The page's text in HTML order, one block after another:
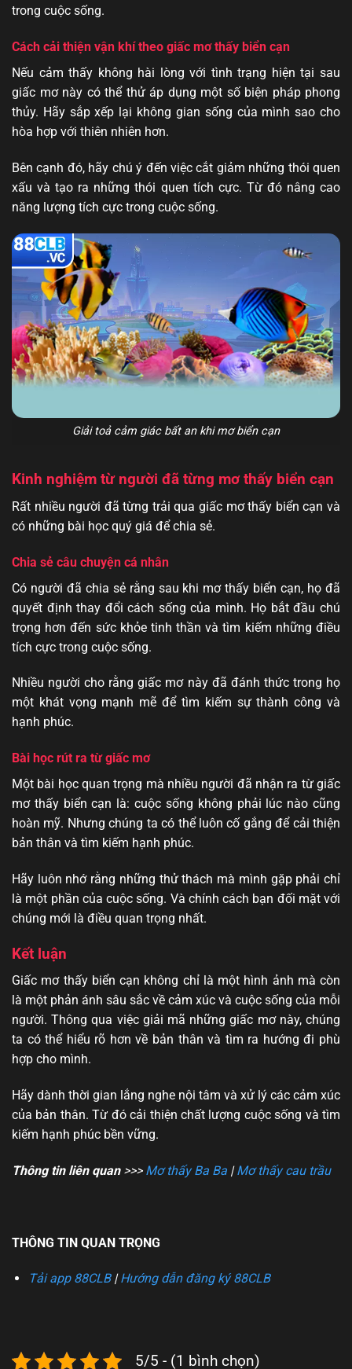
trong cuộc sống.
Cách cải thiện vận khí theo giấc mơ thấy biển cạn
Nếu cảm thấy không hài lòng với tình trạng hiện tại sau
giấc mơ này có thể thử áp dụng một số biện pháp phong
thủy. Hãy sắp xếp lại không gian sống của mình sao cho
hòa hợp với thiên nhiên hơn.
Bên cạnh đó, hãy chú ý đến việc cắt giảm những thói quen
xấu và tạo ra những thói quen tích cực. Từ đó nâng cao
năng lượng tích cực trong cuộc sống.
Giải toả cảm giác bất an khi mơ biển cạn
Kinh nghiệm từ người đã từng mơ thấy biển cạn
Rất nhiều người đã từng trải qua giấc mơ thấy biển cạn và
có những bài học quý giá để chia sẻ.
Chia sẻ câu chuyện cá nhân
Có người đã chia sẻ rằng sau khi mơ thấy biển cạn, họ đã
quyết định thay đổi cách sống của mình. Họ bắt đầu chú
trọng hơn đến sức khỏe tinh thần và tìm kiếm những điều
tích cực trong cuộc sống.
Nhiều người cho rằng giấc mơ này đã đánh thức trong họ
một khát vọng mạnh mẽ để tìm kiếm sự thành công và
hạnh phúc.
Bài học rút ra từ giấc mơ
Một bài học quan trọng mà nhiều người đã nhận ra từ giấc
mơ thấy biển cạn là: cuộc sống không phải lúc nào cũng
hoàn mỹ. Nhưng chúng ta có thể luôn cố gắng để cải thiện
bản thân và tìm kiếm hạnh phúc.
Hãy luôn nhớ rằng những thử thách mà mình gặp phải chỉ
là một phần của cuộc sống. Và chính cách bạn đối mặt với
chúng mới là điều quan trọng nhất.
Kết luận
Giấc mơ thấy biển cạn không chỉ là một hình ảnh mà còn
là một phản ánh sâu sắc về cảm xúc và cuộc sống của mỗi
người. Thông qua việc giải mã những giấc mơ này, chúng
ta có thể hiểu rõ hơn về bản thân và tìm ra hướng đi phù
hợp cho mình.
Hãy dành thời gian lắng nghe nội tâm và xử lý các cảm xúc
của bản thân. Từ đó cải thiện chất lượng cuộc sống và tìm
kiếm hạnh phúc bền vững.
Thông tin liên quan>>> Mơ thấy Ba Ba |Mơ thấy cau trầu
THÔNG TIN QUAN TRỌNG
Tải app 88CLB|Hướng dẫn đăng ký 88CLB
5/5 - (1 bình chọn)